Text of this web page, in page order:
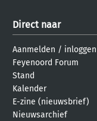
Direct naar
Aanmelden / inloggen
Feyenoord Forum
Stand
Kalender
E-zine (nieuwsbrief)
Nieuwsarchief